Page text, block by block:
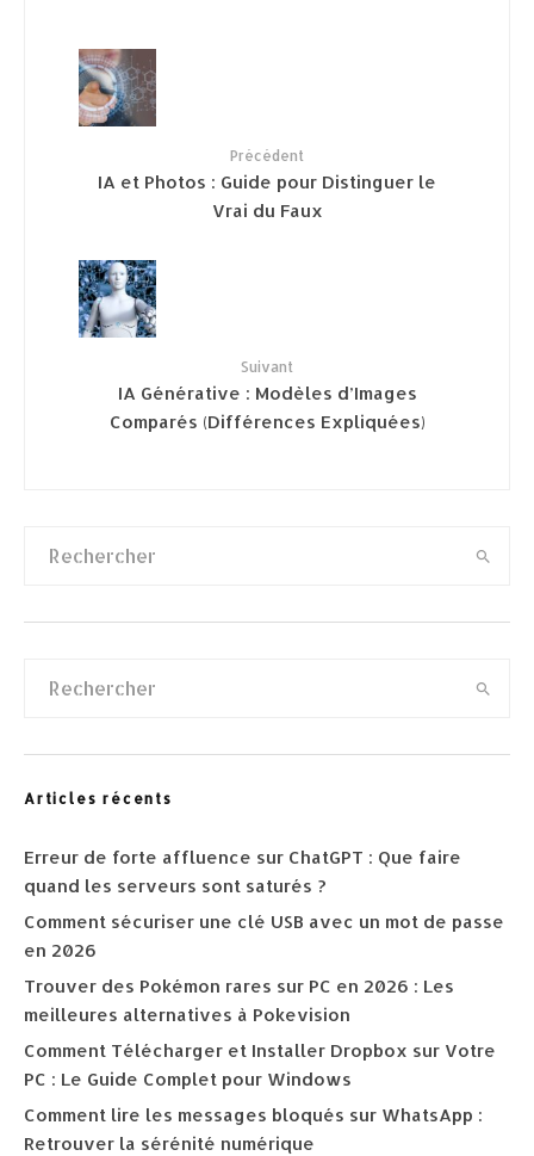
Précédent
IA et Photos : Guide pour Distinguer le
Vrai du Faux
Suivant
IA Générative : Modèles d’Images
Comparés (Différences Expliquées)
Articles récents
Erreur de forte affluence sur ChatGPT : Que faire
quand les serveurs sont saturés ?
Comment sécuriser une clé USB avec un mot de passe
en 2026
Trouver des Pokémon rares sur PC en 2026 : Les
meilleures alternatives à Pokevision
Comment Télécharger et Installer Dropbox sur Votre
PC : Le Guide Complet pour Windows
Comment lire les messages bloqués sur WhatsApp :
Retrouver la sérénité numérique